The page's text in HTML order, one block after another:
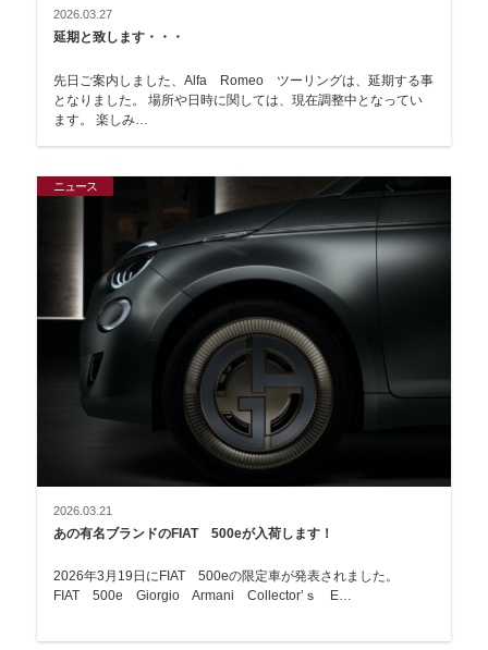
2026.03.27
延期と致します・・・
先日ご案内しました、Alfa Romeo ツーリングは、延期する事
となりました。 場所や日時に関しては、現在調整中となってい
ます。 楽しみ…
ニュース
2026.03.21
あの有名ブランドのFIAT 500eが入荷します！
2026年3月19日にFIAT 500eの限定車が発表されました。
FIAT 500e Giorgio Armani Collector’ｓ E…